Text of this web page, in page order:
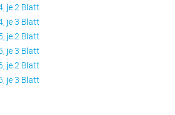
je 2 Blatt
je 3 Blatt
je 2 Blatt
je 3 Blatt
je 2 Blatt
je 3 Blatt